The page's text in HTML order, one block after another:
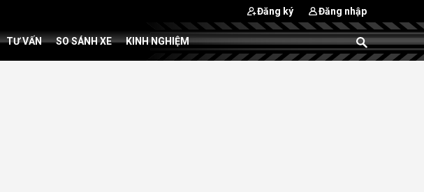
Đăng ký Đăng nhập
TƯ VẤN SO SÁNH XE KINH NGHIỆM